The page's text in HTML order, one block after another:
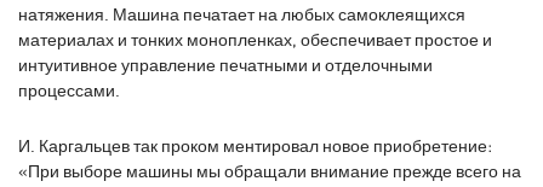
натяжения. Машина печатает на любых самоклеящихся
материалах и тонких монопленках, обеспечивает простое и
интуитивное управление печатными и отделочными
процессами.
И. Каргальцев так проком ментировал новое приобретение:
«При выборе машины мы обращали внимание прежде всего на